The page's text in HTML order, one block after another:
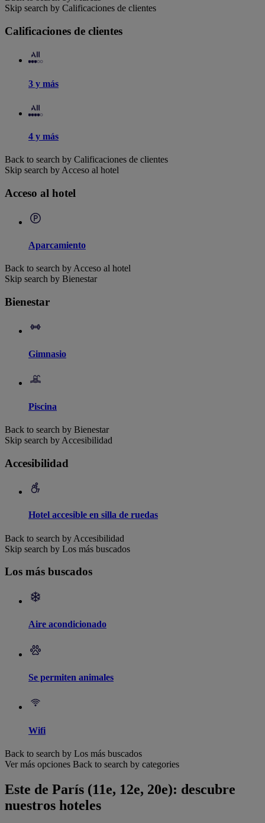
Skip search by Calificaciones de clientes
Calificaciones de clientes
3 y más
4 y más
Back to search by Calificaciones de clientes
Skip search by Acceso al hotel
Acceso al hotel
Aparcamiento
Back to search by Acceso al hotel
Skip search by Bienestar
Bienestar
Gimnasio
Piscina
Back to search by Bienestar
Skip search by Accesibilidad
Accesibilidad
Hotel accesible en silla de ruedas
Back to search by Accesibilidad
Skip search by Los más buscados
Los más buscados
Aire acondicionado
Se permiten animales
Wifi
Back to search by Los más buscados
Ver más opciones Back to search by categories
Este de París (11e, 12e, 20e): descubre
nuestros hoteles